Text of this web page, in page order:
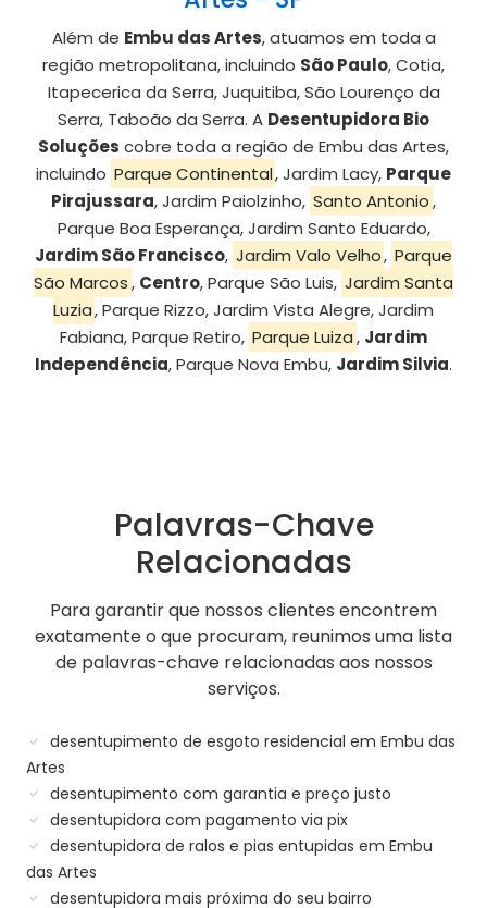
Além de Embu das Artes, atuamos em toda a
região metropolitana, incluindo São Paulo, Cotia,
Itapecerica da Serra, Juquitiba, São Lourenço da
Serra, Taboão da Serra. A Desentupidora Bio
Soluções cobre toda a região de Embu das Artes,
incluindo Parque Continental, Jardim Lacy, Parque
Pirajussara, Jardim Paiolzinho, Santo Antonio,
Parque Boa Esperança, Jardim Santo Eduardo,
Jardim São Francisco, Jardim Valo Velho, Parque
São Marcos, Centro, Parque São Luis, Jardim Santa
Luzia, Parque Rizzo, Jardim Vista Alegre, Jardim
Fabiana, Parque Retiro, Parque Luiza, Jardim
Independência, Parque Nova Embu, Jardim Silvia.
Palavras-Chave
Relacionadas
Para garantir que nossos clientes encontrem
exatamente o que procuram, reunimos uma lista
de palavras-chave relacionadas aos nossos
serviços.
desentupimento de esgoto residencial em Embu das
Artes
desentupimento com garantia e preço justo
desentupidora com pagamento via pix
desentupidora de ralos e pias entupidas em Embu
das Artes
desentupidora mais próxima do seu bairro